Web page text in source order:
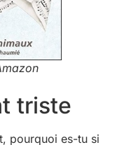
triste
pourquoi es-tu si